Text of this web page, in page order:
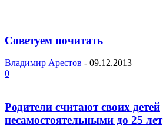
Советуем почитать
Владимир Арестов - 09.12.2013
0
Родители считают своих детей
несамостоятельными до 25 лет